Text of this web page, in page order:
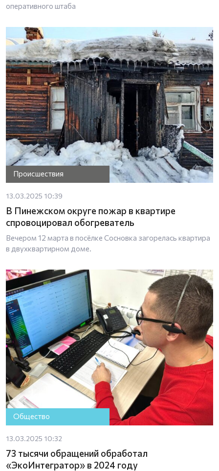
оперативного штаба
Происшествия
13.03.2025 10:39
В Пинежском округе пожар в квартире
спровоцировал обогреватель
Вечером 12 марта в посёлке Сосновка загорелась квартира
в двухквартирном доме.
Общество
13.03.2025 10:32
73 тысячи обращений обработал
«ЭкоИнтегратор» в 2024 году